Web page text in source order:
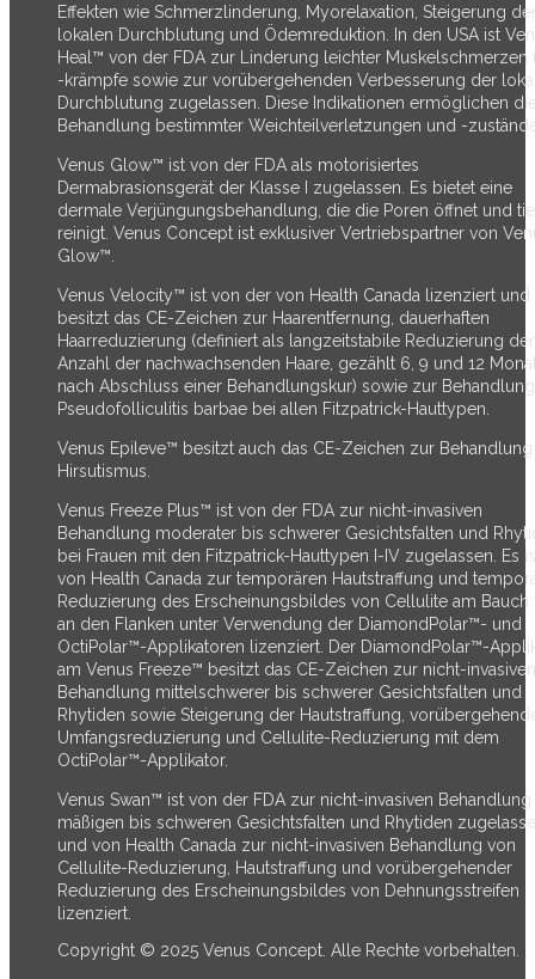
Effekten wie Schmerzlinderung, Myorelaxation, Steigerung
lokalen Durchblutung und Ödemreduktion. In den USA ist
Heal™ von der FDA zur Linderung leichter Muskelschmerzen
-krämpfe sowie zur vorübergehenden Verbesserung der
Durchblutung zugelassen. Diese Indikationen ermöglichen
Behandlung bestimmter Weichteilverletzungen und -
Venus Glow™ ist von der FDA als motorisiertes
Dermabrasionsgerät der Klasse I zugelassen. Es bietet eine
dermale Verjüngungsbehandlung, die die Poren öffnet und
reinigt. Venus Concept ist exklusiver Vertriebspartner von
Glow™.
Venus Velocity™ ist von der von Health Canada lizenziert und
besitzt das CE-Zeichen zur Haarentfernung, dauerhaften
Haarreduzierung (definiert als langzeitstabile Reduzierung der
Anzahl der nachwachsenden Haare, gezählt 6, 9 und 12
nach Abschluss einer Behandlungskur) sowie zur
Pseudofolliculitis barbae bei allen Fitzpatrick-Hauttypen.
Venus Epileve™ besitzt auch das CE-Zeichen zur
Hirsutismus.
Venus Freeze Plus™ ist von der FDA zur nicht-invasiven
Behandlung moderater bis schwerer Gesichtsfalten und
bei Frauen mit den Fitzpatrick-Hauttypen I-IV zugelassen. Es
von Health Canada zur temporären Hautstraffung und
Reduzierung des Erscheinungsbildes von Cellulite am Bauch
an den Flanken unter Verwendung der DiamondPolar™- und
OctiPolar™-Applikatoren lizenziert. Der DiamondPolar™-
am Venus Freeze™ besitzt das CE-Zeichen zur nicht-invasiven
Behandlung mittelschwerer bis schwerer Gesichtsfalten und
Rhytiden sowie Steigerung der Hautstraffung,
Umfangsreduzierung und Cellulite-Reduzierung mit dem
OctiPolar™-Applikator.
Venus Swan™ ist von der FDA zur nicht-invasiven
mäßigen bis schweren Gesichtsfalten und Rhytiden
und von Health Canada zur nicht-invasiven Behandlung von
Cellulite-Reduzierung, Hautstraffung und vorübergehender
Reduzierung des Erscheinungsbildes von Dehnungsstreifen
lizenziert.
Copyright © 2025 Venus Concept. Alle Rechte vorbehalten.